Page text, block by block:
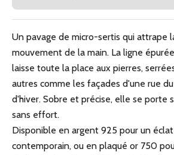
Un pavage de micro-sertis qui attrape
mouvement de la main. La ligne
laisse toute la place aux pierres,
autres comme les façades d'une rue
d'hiver. Sobre et précise, elle se porte
sans effort.
Disponible en argent 925 pour un
contemporain, ou en plaqué or 750